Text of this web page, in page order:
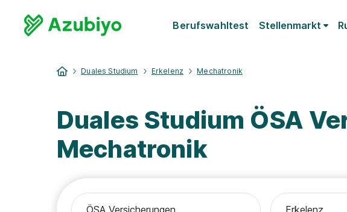
Berufswahltest Stellenmarkt
Duales Studium Erkelenz Mechatronik
Duales Studium ÖSA
Mechatronik